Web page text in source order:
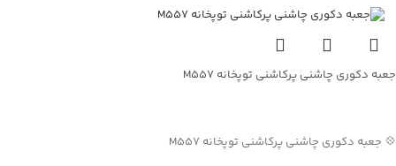
جعبه دکوری چاشنی پرکاشنی توپخانه M557
💠 جعبه دکوری چاشنی پرکاشنی توپخانه M557